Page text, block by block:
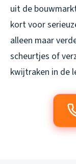
uit de
kort voor
alleen maar
scheurtjes of
kwijtraken in de